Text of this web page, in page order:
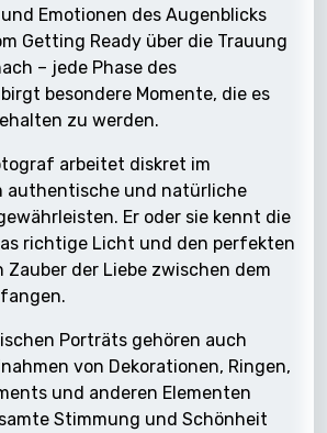
Emotionen des Augenblicks
Getting Ready über die Trauung
– jede Phase des
besondere Momente, die es
zu werden.
arbeitet diskret im
authentische und natürliche
Er oder sie kennt die
richtige Licht und den perfekten
Zauber der Liebe zwischen dem
Porträts gehören auch
von Dekorationen, Ringen,
und anderen Elementen
Stimmung und Schönheit